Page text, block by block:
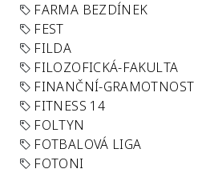
FARMA BEZDÍNEK
FEST
FILDA
FILOZOFICKÁ-FAKULTA
FINANČNÍ-GRAMOTNOST
FITNESS 14
FOLTYN
FOTBALOVÁ LIGA
FOTONI